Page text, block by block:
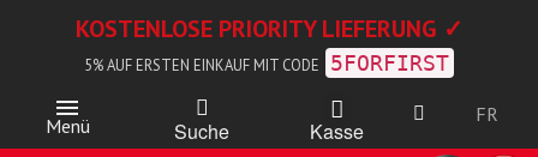
KOSTENLOSE PRIORITY LIEFERUNG ✓
5% AUF ERSTEN EINKAUF MIT CODE 5FORFIRST
Menü Suche Kasse
FR